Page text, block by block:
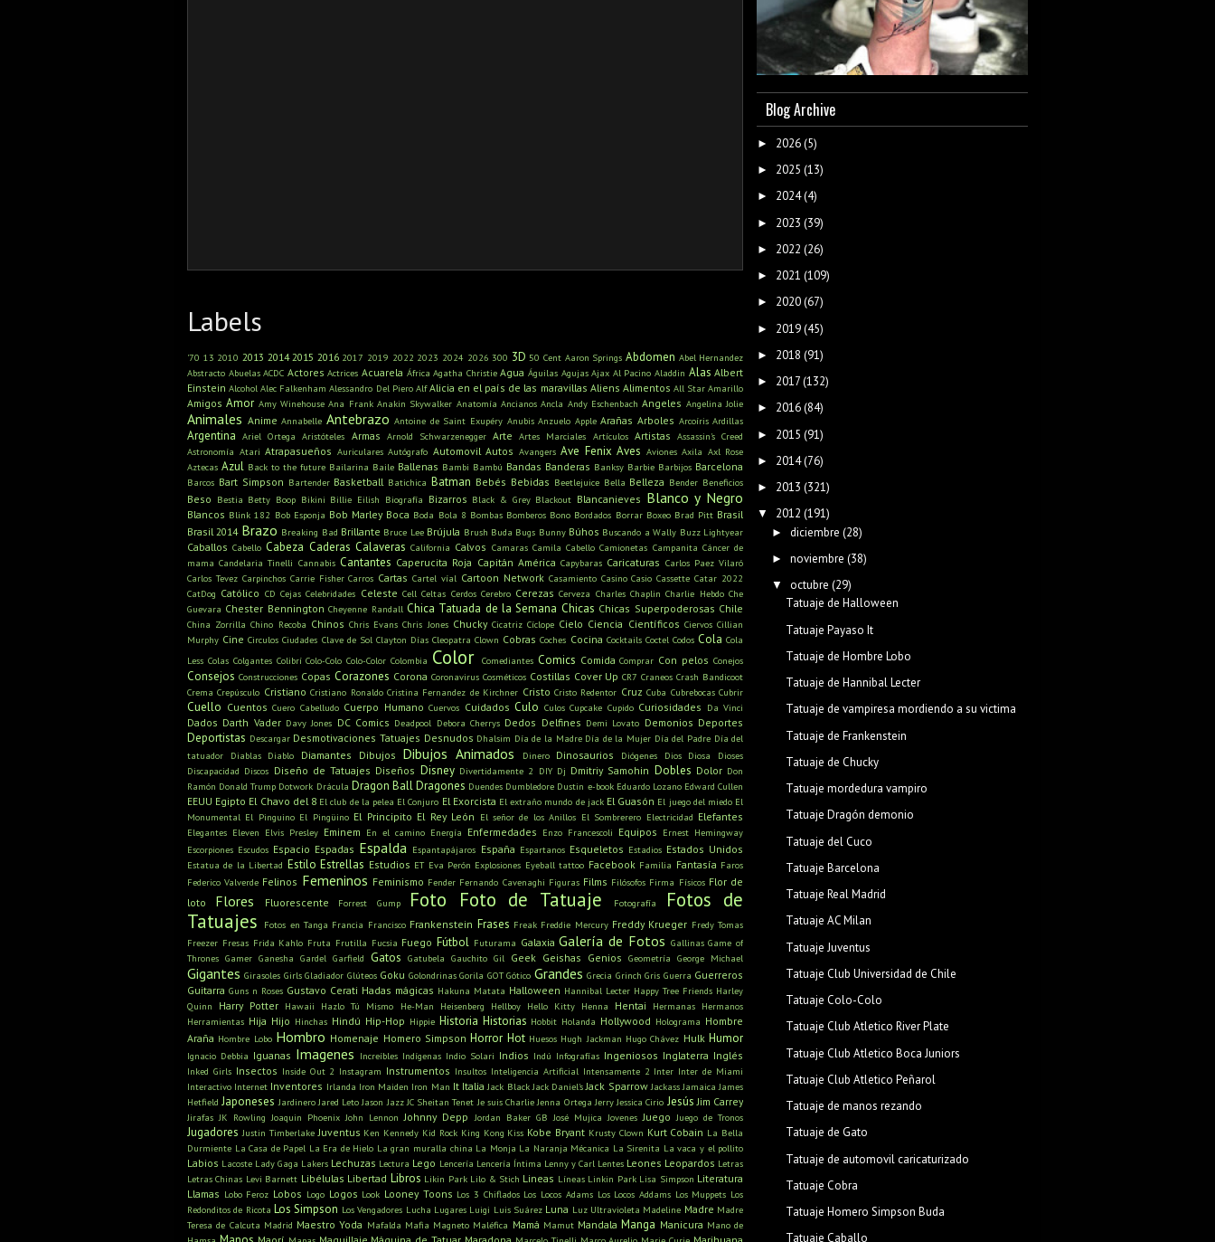
Labels
'70 13 2010 2013 2014 2015 2016 2017 2019 2022 2023 2024 2026 300 3D 50 Cent Aaron Springs Abdomen Abel Hernandez
Abstracto Abuelas ACDC Actores Actrices Acuarela África Agatha Christie Agua Águilas Agujas Ajax Al Pacino Aladdin Alas Albert
Einstein Alcohol Alec Falkenham Alessandro Del Piero Alf Alicia en el país de las maravillas Aliens Alimentos All Star Amarillo
Amigos Amor Amy Winehouse Ana Frank Anakin Skywalker Anatomía Ancianos Ancla Andy Eschenbach Angeles Angelina Jolie
Animales Anime Annabelle Antebrazo Antoine de Saint Exupéry Anubis Anzuelo Apple Arañas Arboles Arcoíris Ardillas
Argentina Ariel Ortega Aristóteles Armas Arnold Schwarzenegger Arte Artes Marciales Artículos Artistas Assassin's Creed
Astronomía Atari Atrapasueños Auriculares Autógrafo Automovil Autos Avangers Ave Fenix Aves Aviones Axila Axl Rose
Aztecas Azul Back to the future Bailarina Baile Ballenas Bambi Bambú Bandas Banderas Banksy Barbie Barbijos Barcelona
Barcos Bart Simpson Bartender Basketball Batichica Batman Bebés Bebidas Beetlejuice Bella Belleza Bender Beneficios
Beso Bestia Betty Boop Bikini Billie Eilish Biografía Bizarros Black & Grey Blackout Blancanieves Blanco y Negro
Blancos Blink 182 Bob Esponja Bob Marley Boca Boda Bola 8 Bombas Bomberos Bono Bordados Borrar Boxeo Brad Pitt Brasil
Brasil 2014 Brazo Breaking Bad Brillante Bruce Lee Brújula Brush Buda Bugs Bunny Búhos Buscando a Wally Buzz Lightyear
Caballos Cabello Cabeza Caderas Calaveras California Calvos Camaras Camila Cabello Camionetas Campanita Cáncer de
mama Candelaria Tinelli Cannabis Cantantes Caperucita Roja Capitán América Capybaras Caricaturas Carlos Paez Vilaró
Carlos Tevez Carpinchos Carrie Fisher Carros Cartas Cartel víal Cartoon Network Casamiento Casino Casio Cassette Catar 2022
CatDog Católico CD Cejas Celebridades Celeste Cell Celtas Cerdos Cerebro Cerezas Cerveza Charles Chaplin Charlie Hebdo Che
Guevara Chester Bennington Cheyenne Randall Chica Tatuada de la Semana Chicas Chicas Superpoderosas Chile
China Zorrilla Chino Recoba Chinos Chris Evans Chris Jones Chucky Cicatriz Cíclope Cielo Ciencia Científicos Ciervos Cillian
Murphy Cine Circulos Ciudades Clave de Sol Clayton Días Cleopatra Clown Cobras Coches Cocina Cocktails Coctel Codos Cola Cola
Less Colas Colgantes Colibrí Colo-Colo Colo-Color Colombia Color Comediantes Comics Comida Comprar Con pelos Conejos
Consejos Construcciones Copas Corazones Corona Coronavirus Cosméticos Costillas Cover Up CR7 Craneos Crash Bandicoot
Crema Crepúsculo Cristiano Cristiano Ronaldo Cristina Fernandez de Kirchner Cristo Cristo Redentor Cruz Cuba Cubrebocas Cubrir
Cuello Cuentos Cuero Cabelludo Cuerpo Humano Cuervos Cuidados Culo Culos Cupcake Cupido Curiosidades Da Vinci
Dados Darth Vader Davy Jones DC Comics Deadpool Debora Cherrys Dedos Delfines Demi Lovato Demonios Deportes
Deportistas Descargar Desmotivaciones Tatuajes Desnudos Dhalsim Día de la Madre Día de la Mujer Día del Padre Día del
tatuador
Diablas Diablo Diamantes Dibujos Dibujos Animados Dinero Dinosaurios Diógenes Dios Diosa
Dioses
Discapacidad Discos Diseño de Tatuajes Diseños Disney Divertidamente 2 DIY Dj Dmitriy Samohin Dobles Dolor Don
Ramón Donald Trump Dotwork Drácula Dragon BallDragones Duendes Dumbledore Dustin e-book Eduardo Lozano Edward Cullen
EEUU Egipto El Chavo del 8 El club de la pelea El Conjuro El Exorcista El extraño mundo de jack El Guasón El juego del miedo El
Monumental El Pinguino El Pingüino El Principito El Rey León El señor de los Anillos El Sombrerero Electricidad Elefantes
Elegantes Eleven Elvis Presley Eminem En el camino Energía Enfermedades Enzo Francescoli Equipos Ernest Hemingway
Escorpiones Escudos Espacio Espadas Espalda Espantapájaros España Espartanos Esqueletos Estadios Estados Unidos
Estatua de la Libertad Estilo Estrellas Estudios ET Eva Perón Explosiones Eyeball tattoo Facebook Familia Fantasía Faros
Federico Valverde Felinos Femeninos Feminismo Fender Fernando Cavenaghi Figuras Films Filósofos Firma Físicos Flor de
loto
Flores Fluorescente Forrest Gump Foto Foto de Tatuaje Fotografía
Fotos de
Tatuajes
Fotos en Tanga Francia Francisco Frankenstein Frases Freak Freddie Mercury Freddy Krueger Fredy Tomas
Freezer Fresas Frida Kahlo Fruta Frutilla Fucsia Fuego Fútbol Futurama Galaxia Galería de Fotos Gallinas Game of
Thrones Gamer Ganesha Gardel Garfield Gatos Gatubela Gauchito Gil Geek Geishas Genios Geometría George Michael
Gigantes Girasoles Girls Gladiador Glúteos Goku Golondrinas Gorila GOT Gótico Grandes Grecia Grinch Gris Guerra Guerreros
Guitarra Guns n Roses Gustavo Cerati Hadas mágicas Hakuna Matata Halloween Hannibal Lecter Happy Tree Friends Harley
Quinn
Harry Potter Hawaii Hazlo Tú Mismo He-Man Heisenberg Hellboy Hello Kitty Henna Hentai Hermanas Hermanos
Herramientas Hija Hijo Hinchas Hindú Hip-Hop Hippie Historia Historias Hobbit Holanda Hollywood Holograma Hombre
Araña Hombre Lobo Hombro Homenaje Homero Simpson Horror Hot Huesos Hugh Jackman Hugo Chávez Hulk Humor
Ignacio Debbia Iguanas Imagenes Increíbles Indígenas Indio Solari Indios Indú Infografías Ingeniosos Inglaterra Inglés
Inked Girls Insectos Inside Out 2 Instagram Instrumentos Insultos Inteligencia Artificial Intensamente 2 Inter Inter de Miami
Interactivo Internet Inventores Irlanda Iron Maiden Iron Man It Italia Jack Black Jack Daniel's Jack Sparrow Jackass Jamaica James
Hetfield Japoneses Jardinero Jared Leto Jason Jazz JC Sheitan Tenet Je suis Charlie Jenna Ortega Jerry Jessica Cirio Jesús Jim Carrey
Jirafas JK Rowling Joaquin Phoenix John Lennon Johnny Depp Jordan Baker GB José Mujica Jovenes Juego Juego de Tronos
Jugadores Justin Timberlake Juventus Ken Kennedy Kid Rock King Kong Kiss Kobe Bryant Krusty Clown Kurt Cobain La Bella
Durmiente La Casa de Papel La Era de Hielo La gran muralla china La Monja La Naranja Mécanica La Sirenita La vaca y el pollito
Labios Lacoste Lady Gaga Lakers Lechuzas Lectura Lego Lencería Lencería Íntima Lenny y Carl Lentes Leones Leopardos Letras
Letras Chinas Levi Barnett Libélulas Libertad Libros Likin Park Lilo & Stich Lineas Líneas Linkin Park Lisa Simpson Literatura
Llamas Lobo Feroz Lobos Logo Logos Look Looney Toons Los 3 Chiflados Los Locos Adams Los Locos Addams Los Muppets Los
Redonditos de Ricota Los Simpson Los Vengadores Lucha Lugares Luigi Luis Suárez Luna Luz Ultravioleta Madeline Madre Madre
Teresa de Calcuta Madrid Maestro Yoda Mafalda Mafia Magneto Maléfica Mamá Mamut Mandala Manga Manicura Mano de
Blog Archive
► 2026(5)
► 2025 (13)
► 2024(4)
► 2023 (39)
► 2022 (26)
► 2021 (109)
► 2020(67)
► 2019(45)
► 2018 (91)
► 2017(132)
► 2016(84)
► 2015 (91)
► 2014(76)
► 2013 (321)
▼ 2012 (191)
► diciembre (28)
► noviembre (38)
▼ octubre (29)
Tatuaje de Halloween
Tatuaje Payaso It
Tatuaje de Hombre Lobo
Tatuaje de Hannibal Lecter
Tatuaje de vampiresa mordiendo a su victima
Tatuaje de Frankenstein
Tatuaje de Chucky
Tatuaje mordedura vampiro
Tatuaje Dragón demonio
Tatuaje del Cuco
Tatuaje Barcelona
Tatuaje Real Madrid
Tatuaje AC Milan
Tatuaje Juventus
Tatuaje Club Universidad de Chile
Tatuaje Colo-Colo
Tatuaje Club Atletico River Plate
Tatuaje Club Atletico Boca Juniors
Tatuaje Club Atletico Peñarol
Tatuaje de manos rezando
Tatuaje de Gato
Tatuaje de automovil caricaturizado
Tatuaje Cobra
Tatuaje Homero Simpson Buda
Tatuaje Caballo